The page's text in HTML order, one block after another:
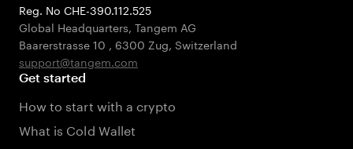
Reg. No CHE-390.112.525
Global Headquarters, Tangem AG
Baarerstrasse 10 , 6300 Zug, Switzerland
support@tangem.com
Get started
How to start with a crypto
What is Cold Wallet